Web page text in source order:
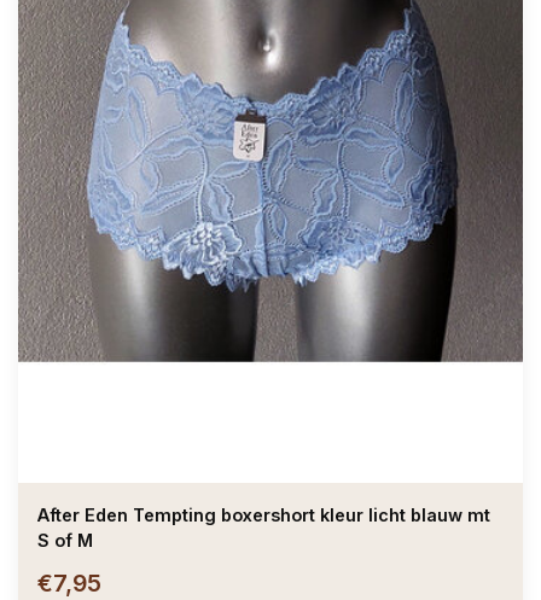
After Eden Tempting boxershort kleur licht blauw mt
S of M
€7,95